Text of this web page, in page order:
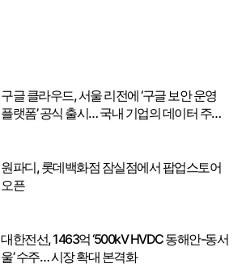
구글 클라우드, 서울 리전에 ‘구글 보안 운영
플랫폼’ 공식 출시… 국내 기업의 데이터 주권
원파디, 롯데백화점 잠실점에서 팝업스토어
오픈
대한전선, 1463억 ‘500kV HVDC 동해안-동서
울’ 수주… 시장 확대 본격화